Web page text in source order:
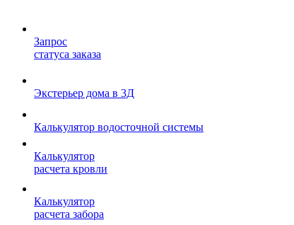
Запрос
статуса заказа
Экстерьер дома в 3Д
Калькулятор водосточной системы
Калькулятор
расчета кровли
Калькулятор
расчета забора